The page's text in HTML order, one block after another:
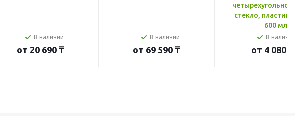
В наличии
от 20 690 ₸
В наличии
от 69 590 ₸
стекло, пластик
600 мл
В
от 4 080 ₸